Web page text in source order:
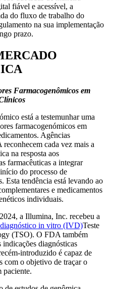
fiável e acessível, a
do fluxo de trabalho do
na sua implementação
prazo.
Farmacogenômicos em
está a testemunhar uma
farmacogenómicos em
Agências
cada vez mais a
na resposta aos
farmacêuticas a integrar
do processo de
Esta tendência está levando ao
e medicamentos
individuais.
a Illumina, Inc. recebeu a
diagnóstico in vitro (IVD)Teste
(TSO). O FDA também
indicações diagnósticas
introduzido é capaz de
com o objetivo de traçar o
paciente.